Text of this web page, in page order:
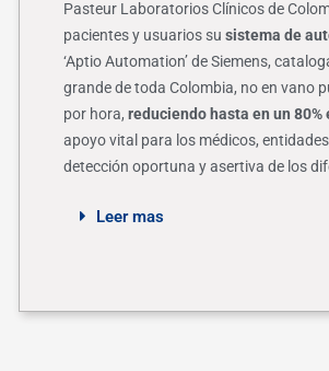
Pasteur Laboratorios Clínicos de
pacientes y usuarios su sistema de
‘Aptio Automation’ de Siemens,
grande de toda Colombia, no en vano
por hora, reduciendo hasta en un 80%
apoyo vital para los médicos,
detección oportuna y asertiva de los
Leer mas